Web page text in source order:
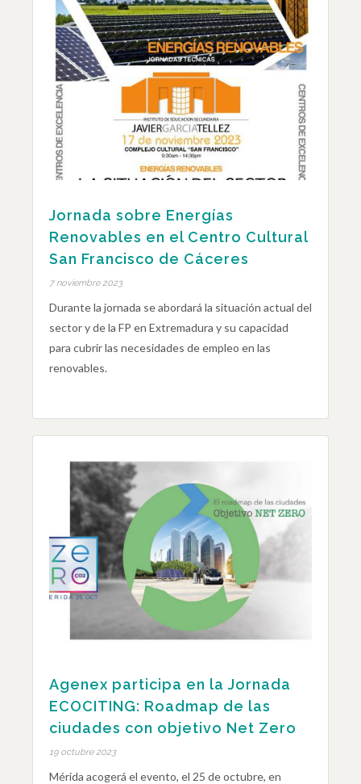
Jornada sobre Energías
Renovables en el Centro Cultural
San Francisco de Cáceres
7 noviembre 2023
Durante la jornada se abordará la situación actual del
sector y de la FP en Extremadura y su capacidad
para cubrir las necesidades de empleo en las
renovables.
Agenex participa en la Jornada
ECOCITING: Roadmap de las
ciudades con objetivo Net Zero
19 octubre 2023
Mérida acogerá el evento, el 25 de octubre, en